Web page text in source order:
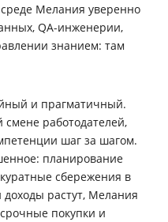
Мелания уверенно
QA-инженерии,
знанием: там
и прагматичный.
смене работодателей,
шаг за шагом.
планирование
сбережения в
растут, Мелания
покупки и